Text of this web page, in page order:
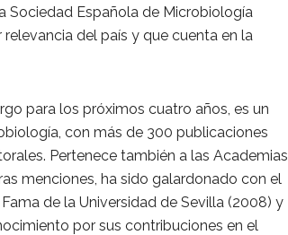
Sociedad Española de Microbiología
del país y que cuenta en la
para los próximos cuatro años, es un
con más de 300 publicaciones
Pertenece también a las Academias
menciones, ha sido galardonado con el
de la Universidad de Sevilla (2008) y
por sus contribuciones en el